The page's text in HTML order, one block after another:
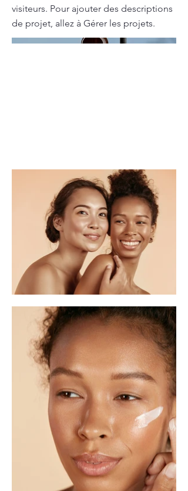
visiteurs. Pour ajouter des descriptions
de projet, allez à Gérer les projets.